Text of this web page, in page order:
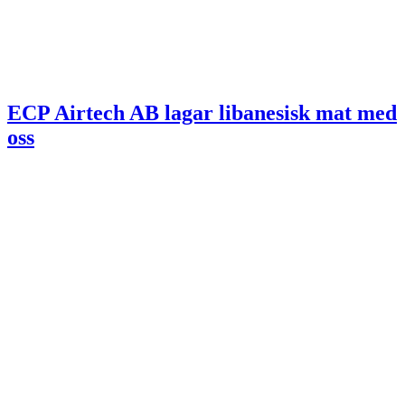
ECP Airtech AB lagar libanesisk mat med
oss